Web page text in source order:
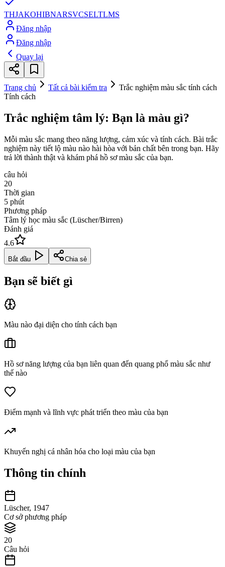
THJAKOHIBNARSVCSELTLMS
Đăng nhập
Đăng nhập
Quay lại
Trang chủ Tất cả bài kiểm tra
Trắc nghiệm màu sắc tính cách
Tính cách
Trắc nghiệm tâm lý: Bạn là màu gì?
Mỗi màu sắc mang theo năng lượng, cảm xúc và tính cách. Bài trắc
nghiệm này tiết lộ màu nào hài hòa với bản chất bên trong bạn. Hãy
trả lời thành thật và khám phá hồ sơ màu sắc của bạn.
câu hỏi
20
Thời gian
5 phút
Phương pháp
Tâm lý học màu sắc (Lüscher/Birren)
Đánh giá
4.6
Bắt đầu Chia sẻ
Bạn sẽ biết gì
Màu nào đại diện cho tính cách bạn
Hồ sơ năng lượng của bạn liên quan đến quang phổ màu sắc như
thế nào
Điểm mạnh và lĩnh vực phát triển theo màu của bạn
Khuyến nghị cá nhân hóa cho loại màu của bạn
Thông tin chính
Lüscher, 1947
Cơ sở phương pháp
20
Câu hỏi